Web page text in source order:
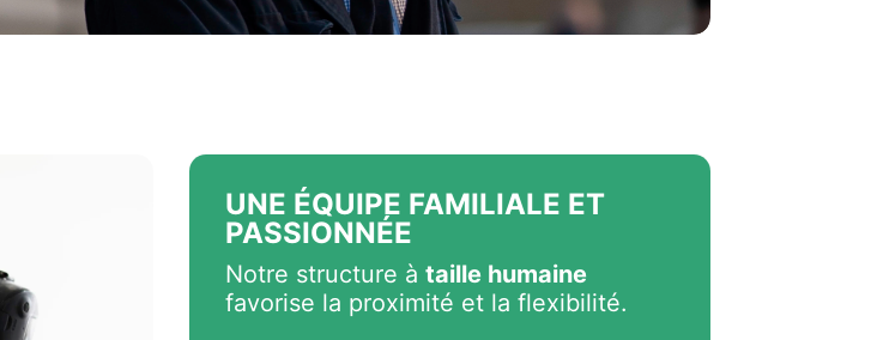
UNE ÉQUIPE FAMILIALE ET
PASSIONNÉE
Notre structure à taille humaine
favorise la proximité et la flexibilité.